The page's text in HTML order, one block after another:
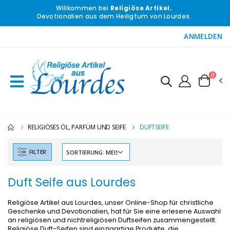
Willkommen bei Religiöse Artikel.
Devotionalien aus dem Heiligtum von Lourdes.
ANMELDEN
0
RELIGIÖSES ÖL, PARFÜM UND SEIFE DUFTSEIFE
FILTER
Duft Seife aus Lourdes
Religiöse Artikel aus Lourdes, unser Online-Shop für christliche
Geschenke und Devotionalien, hat für Sie eine erlesene Auswahl
an religiösen und nichtreligiösen Duftseifen zusammengestellt.
-10%
€15.00 €13.50
-20%